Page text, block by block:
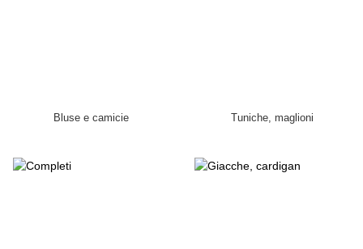
Bluse e camicie Tuniche, maglioni